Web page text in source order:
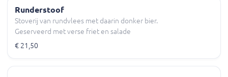
Runderstoof
Stoverij van rundvlees met daarin donker bier.
Geserveerd met verse friet en salade
€ 21,50